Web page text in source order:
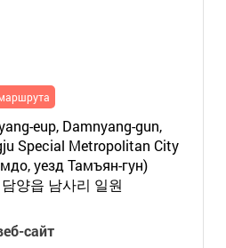
eup, Damnyang-gun,
Special Metropolitan City
уезд Тамъян-гун)
양읍 남사리 일원
сайт